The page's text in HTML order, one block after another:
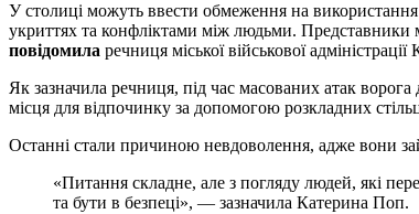
У столиці можуть ввести обмеження на використання туристичних наметів у метро під час повітряних тривог. Це рішення викликане численними скаргами пасажирів на бракуюче місце в
укриттях та конфліктами між людьми. Представники
повідомила речниця міської військової
Як зазначила речниця, під час масованих атак
місця для відпочинку за допомогою розкладних
Останні стали причиною невдоволення, адже вони
«Питання складне, але з погляду людей, які перебувають в укриттях, потрібно діяти максимально толерантно, аби більше людей змогли знайти собі місце під час повітряної тривоги
та бути в безпеці», — зазначила Катерина Поп.